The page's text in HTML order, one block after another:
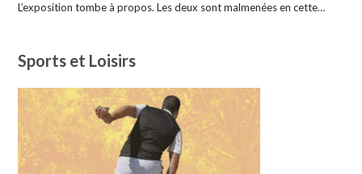
L’exposition tombe à propos. Les deux sont malmenées en cette…
Sports et Loisirs